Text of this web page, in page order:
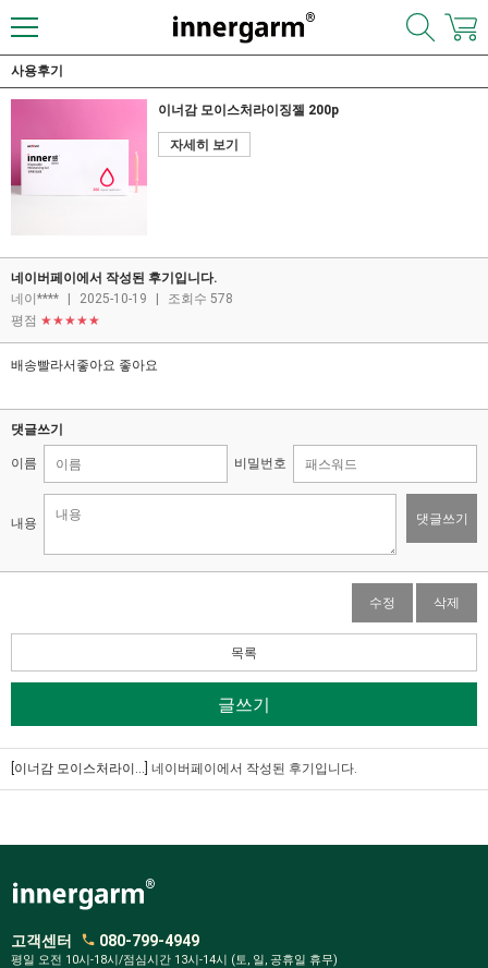
사용후기
이너감 모이스처라이징젤 200p
자세히 보기
네이버페이에서 작성된 후기입니다.
네이****
2025-10-19
조회수 578
평점 ★★★★★
배송빨라서좋아요 좋아요
댓글쓰기
이름 비밀번호
내용 댓글쓰기
수정 삭제
목록
글쓰기
[이너감 모이스처라이...] 네이버페이에서 작성된 후기입니다.
고객센터 080-799-4949
평일 오전 10시-18시/점심시간 13시-14시 (토, 일, 공휴일 휴무)